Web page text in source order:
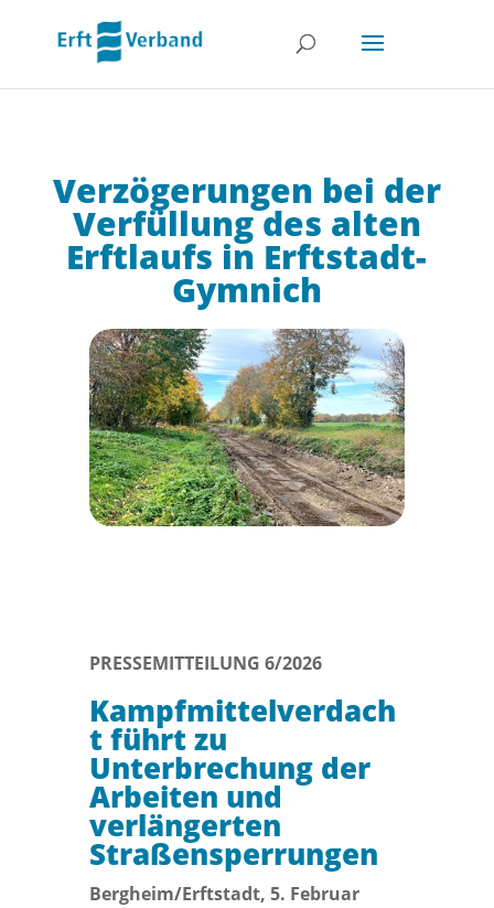
Verzögerungen bei der
Verfüllung des alten
Erftlaufs in Erftstadt-
Gymnich
PRESSEMITTEILUNG 6/2026
Kampfmittelverdach
t führt zu
Unterbrechung der
Arbeiten und
verlängerten
Straßensperrungen
Bergheim/Erftstadt, 5. Februar